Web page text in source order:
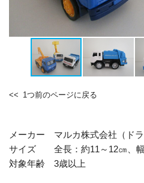
1つ前のページに戻る
メーカー マルカ株式会社（ドラ
サイズ 全長：約11～12㎝、幅
対象年齢 3歳以上